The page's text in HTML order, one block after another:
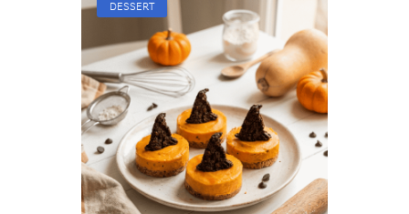
DESSERT